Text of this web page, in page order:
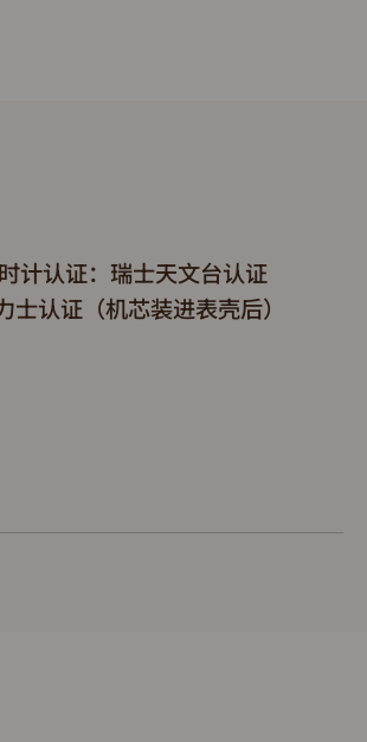
计认证：瑞士天文台认证
士认证（机芯装进表壳后）